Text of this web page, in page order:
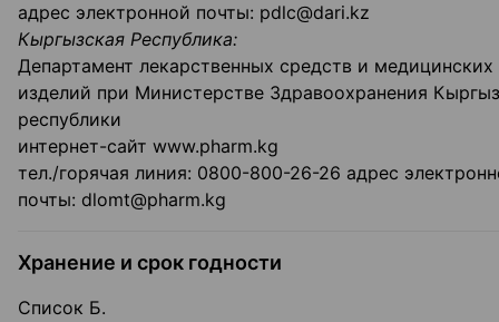
адрес электронной почты: pdlc@dari.kz
Кыргызская Республика:
Департамент лекарственных средств и медицинских
изделий при Министерстве Здравоохранения
республики
интернет-сайт www.pharm.kg
тел./горячая линия: 0800-800-26-26 адрес
почты: dlomt@pharm.kg
Хранение и срок годности
Список Б.